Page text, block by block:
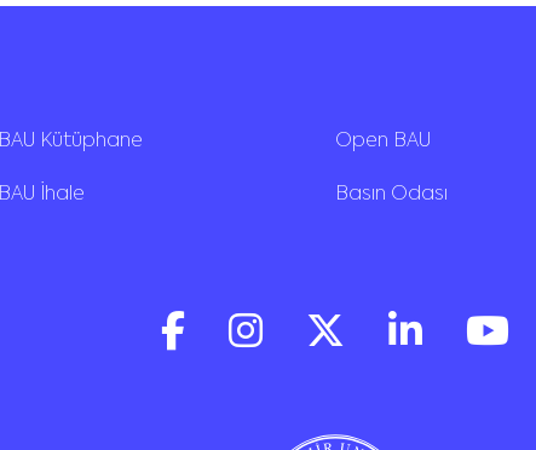
BAU Kütüphane Open BAU
BAU İhale Basın Odası